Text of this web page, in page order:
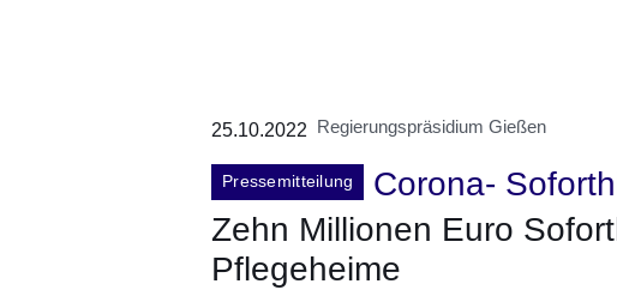
25.10.2022 Regierungspräsidium Gießen
Pressemitteilung
Corona-
Zehn Millionen Euro
Pflegeheime